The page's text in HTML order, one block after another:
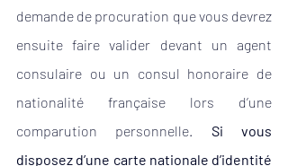
demande de procuration que vous devrez
ensuite faire valider devant un agent
consulaire ou un consul honoraire de
nationalité française lors d’une
comparution personnelle. Si vous
disposez d’une carte nationale d’identité